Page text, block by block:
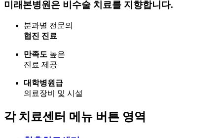
미래본병원은 비수술 치료를 지향합니다.
분과별 전문의
협진 진료
만족도 높은
진료 제공
대학병원급
의료장비 및 시설
각 치료센터 메뉴 버튼 영역